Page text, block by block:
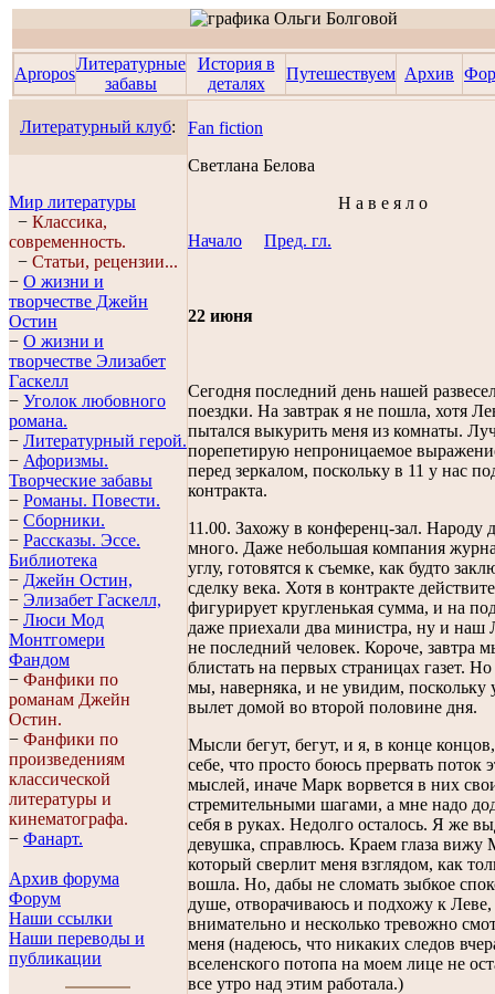
Apropos
Литературные
забавы
История в
деталях
Путешествуем Архив
Литературный клуб:
Мир литературы
− Классика,
современность.
− Статьи, рецензии...
− О жизни и
творчестве Джейн
Остин
− О жизни и
творчестве Элизабет
Гaскелл
− Уголок любовного
романа.
− Литературный герой.
− Афоризмы.
Творческие забавы
− Романы. Повести.
− Сборники.
− Рассказы. Эссe.
Библиотека
− Джейн Остин,
− Элизабет Гaскелл,
− Люси Мод
Монтгомери
Фандом
− Фанфики по
романам Джейн
Остин.
− Фанфики по
произведениям
классической
литературы и
кинематографа.
− Фанарт.
Архив форума
Форум
Наши ссылки
Наши переводы и
публикации
Fan fiction
Светланa Беловa
Н а в е я л о
Начало
Пред. гл.
22 июня
Сегодня последний день нашей
поездки. На завтрак я не пошла, хотя
пытался выкурить меня из комнаты.
порепетирую непроницаемое
перед зеркалом, поскольку в 11 у нас
контракта.
11.00. Захожу в конференц-зал. Народу
много. Даже небольшая компания
углу, готовятся к съемке, как будто
сделку века. Хотя в контракте
фигурирует кругленькая сумма, и на
даже приехали два министра, ну и наш
не последний человек. Короче, завтра
блистать на первых страницах газет. Но
мы, наверняка, и не увидим, поскольку
вылет домой во второй половине дня.
Мысли бегут, бегут, и я, в конце
себе, что просто боюсь прервать поток
мыслей, иначе Марк ворвется в них
стремительными шагами, а мне надо
себя в руках. Недолго осталось. Я же
девушка, справлюсь. Краем глаза вижу
который сверлит меня взглядом, как
вошла. Но, дабы не сломать зыбкое
душе, отворачиваюсь и подхожу к
внимательно и несколько тревожно
меня (надеюсь, что никаких следов
вселенского потопа на моем лице не
все утро над этим работала.)